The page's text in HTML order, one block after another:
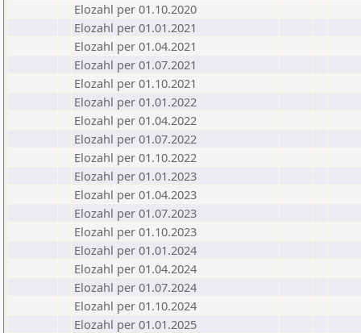
Elozahl per 01.10.2020
Elozahl per 01.01.2021
Elozahl per 01.04.2021
Elozahl per 01.07.2021
Elozahl per 01.10.2021
Elozahl per 01.01.2022
Elozahl per 01.04.2022
Elozahl per 01.07.2022
Elozahl per 01.10.2022
Elozahl per 01.01.2023
Elozahl per 01.04.2023
Elozahl per 01.07.2023
Elozahl per 01.10.2023
Elozahl per 01.01.2024
Elozahl per 01.04.2024
Elozahl per 01.07.2024
Elozahl per 01.10.2024
Elozahl per 01.01.2025